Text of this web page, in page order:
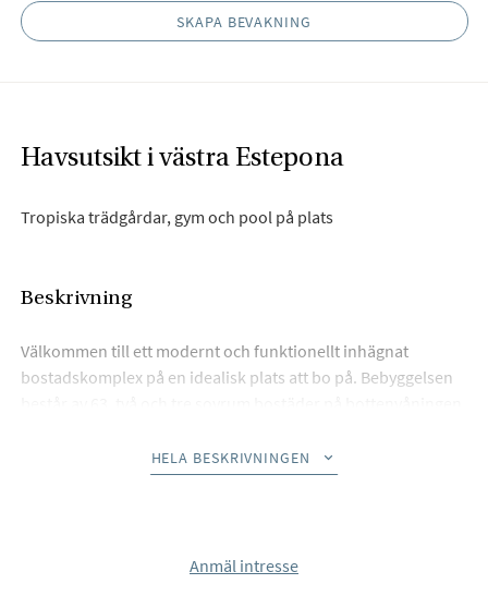
SKAPA BEVAKNING
Havsutsikt i västra Estepona
Tropiska trädgårdar, gym och pool på plats
Beskrivning
Välkommen till ett modernt och funktionellt inhägnat
bostadskomplex på en idealisk plats att bo på. Bebyggelsen
Alla fastigheter har en syd- eller sydvästlig orientering, och
många av dem har havsutsikt.
trädgård, och takvåningarna har rymliga terrasser. Alla
HELA BESKRIVNINGEN
Anmäl intresse